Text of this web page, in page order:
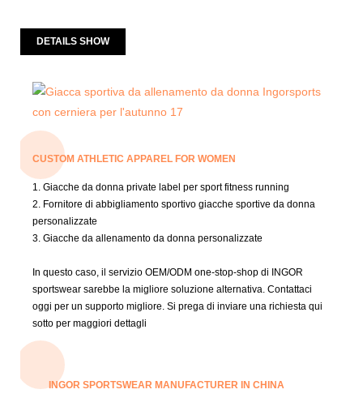
DETAILS SHOW
CUSTOM ATHLETIC APPAREL FOR WOMEN
1. Giacche da donna private label per sport fitness running
2. Fornitore di abbigliamento sportivo giacche sportive da donna
personalizzate
3. Giacche da allenamento da donna personalizzate
In questo caso, il servizio OEM/ODM one-stop-shop di INGOR
sportswear sarebbe la migliore soluzione alternativa. Contattaci
oggi per un supporto migliore. Si prega di inviare una richiesta qui
sotto per maggiori dettagli
INGOR SPORTSWEAR MANUFACTURER IN CHINA